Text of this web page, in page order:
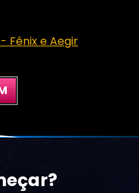
Fênix e Aegir